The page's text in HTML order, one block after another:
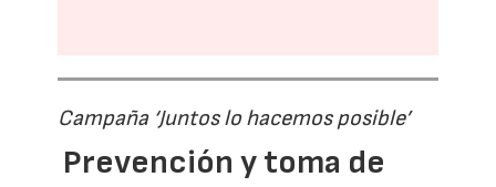
Campaña ‘Juntos lo hacemos posible’
Prevención y toma de